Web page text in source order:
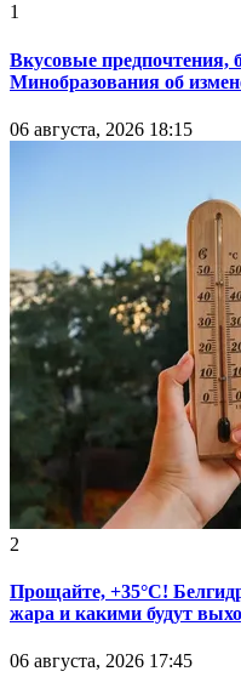
1
Вкусовые предпочтения,
Минобразования об
06 августа, 2026 18:15
2
Прощайте, +35°С!
жара и какими будут
06 августа, 2026 17:45